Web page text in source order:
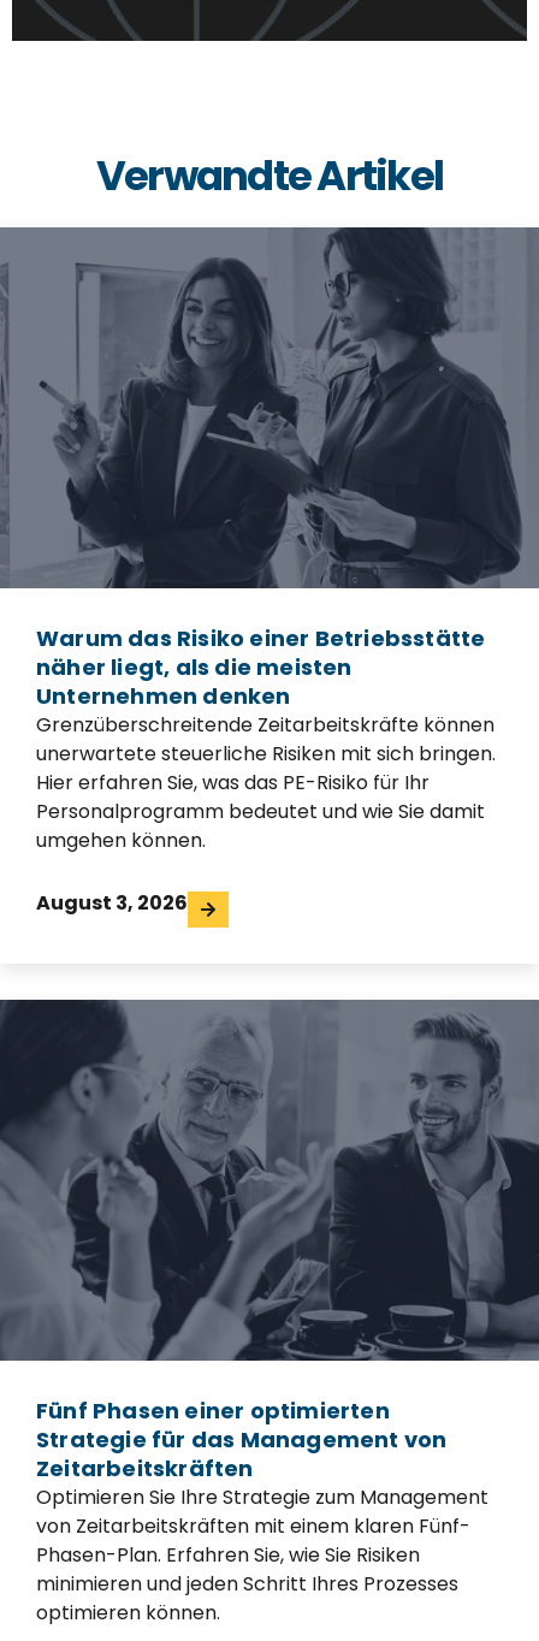
Verwandte Artikel
Warum das Risiko einer Betriebsstätte
näher liegt, als die meisten
Unternehmen denken
Grenzüberschreitende Zeitarbeitskräfte können
unerwartete steuerliche Risiken mit sich bringen.
Hier erfahren Sie, was das PE-Risiko für Ihr
Personalprogramm bedeutet und wie Sie damit
umgehen können.
August 3, 2026
Fünf Phasen einer optimierten
Strategie für das Management von
Zeitarbeitskräften
Optimieren Sie Ihre Strategie zum Management
von Zeitarbeitskräften mit einem klaren Fünf-
Phasen-Plan. Erfahren Sie, wie Sie Risiken
minimieren und jeden Schritt Ihres Prozesses
optimieren können.